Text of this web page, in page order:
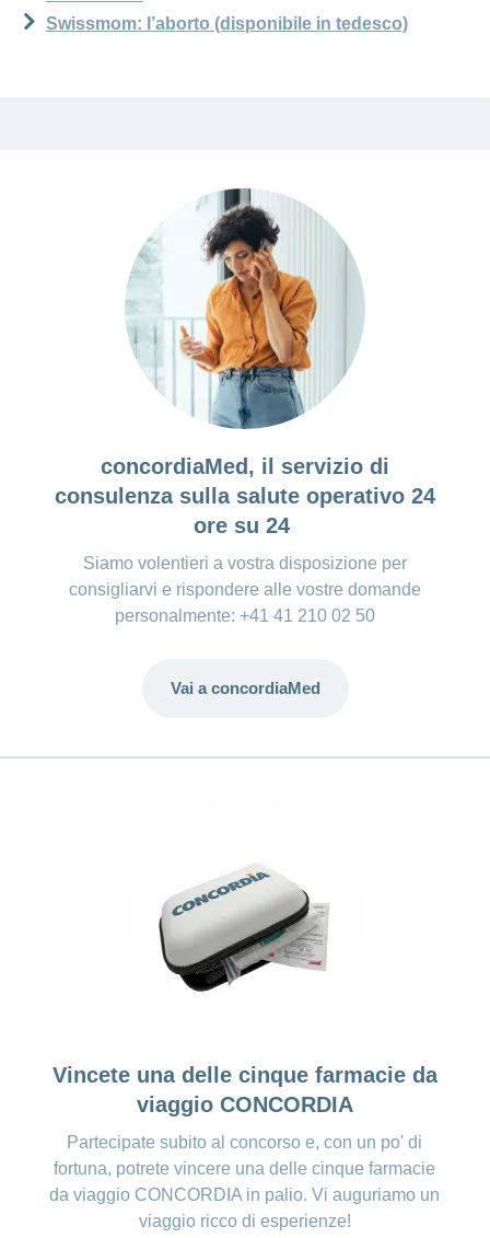
Swissmom: l’aborto (disponibile in tedesco)
concordiaMed, il servizio di
consulenza sulla salute operativo 24
ore su 24
Siamo volentieri a vostra disposizione per
consigliarvi e rispondere alle vostre domande
personalmente: +41 41 210 02 50
Vai a concordiaMed
Vincete una delle cinque farmacie da
viaggio CONCORDIA
Partecipate subito al concorso e, con un po' di
fortuna, potrete vincere una delle cinque farmacie
da viaggio CONCORDIA in palio. Vi auguriamo un
viaggio ricco di esperienze!